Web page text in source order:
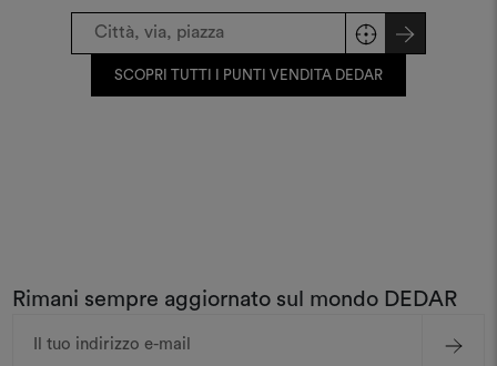
SCOPRI TUTTI I PUNTI VENDITA DEDAR
Rimani sempre aggiornato sul mondo DEDAR